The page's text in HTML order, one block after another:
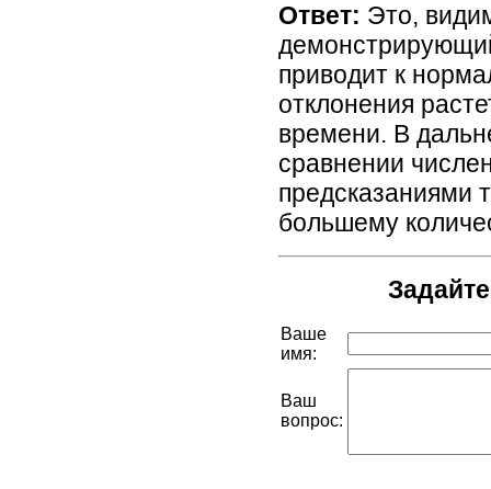
Ответ: Это,
приводит к
отклонения
времени. В
сравнении
предсказаниями
большему
Ваше
имя:
Ваш
вопрос: